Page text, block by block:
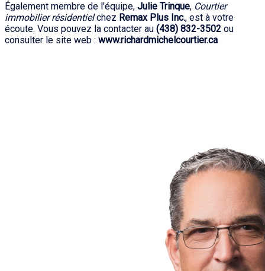
Également membre de l'équipe, Julie Trinque, Courtier
immobilier résidentielchez Remax Plus Inc., est à votre
écoute. Vous pouvez la contacter au (438) 832-3502 ou
consulter le site web : www.richardmichelcourtier.ca